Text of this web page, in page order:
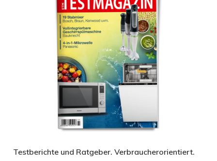
Testberichte und Ratgeber. Verbraucherorientiert.